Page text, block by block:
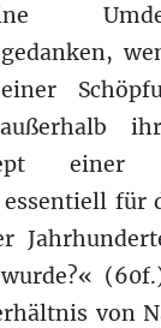
einer
für
von